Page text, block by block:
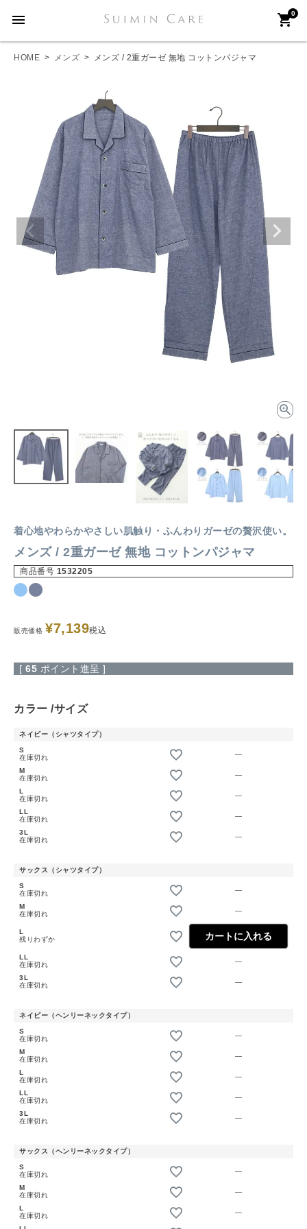
menu 0
shopping_cart
HOME メンズ メンズ / 2重ガーゼ 無地 コットンパジャマ
着心地やわらかやさしい肌触り・ふんわりガーゼの贅沢使い。
メンズ / 2重ガーゼ 無地 コットンパジャマ
商品番号 1532205
販売価格 ¥7,139税込
[ 65 ポイント進呈 ]
カラー サイズ
ネイビー（シャツタイプ）
S
在庫切れ
—
M
在庫切れ
—
L
在庫切れ
—
LL
在庫切れ
—
3L
在庫切れ
—
サックス（シャツタイプ）
S
在庫切れ
—
M
在庫切れ
—
L
残りわずか
カートに入れる
LL
在庫切れ
—
3L
在庫切れ
—
ネイビー（ヘンリーネックタイプ）
S
在庫切れ
—
M
在庫切れ
—
L
在庫切れ
—
LL
在庫切れ
—
3L
在庫切れ
—
サックス（ヘンリーネックタイプ）
S
在庫切れ
—
M
在庫切れ
—
L
在庫切れ
—